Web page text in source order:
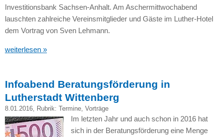
Investitionsbank Sachsen-Anhalt. Am Aschermittwochabend
lauschten zahlreiche Vereinsmitglieder und Gäste im Luther-Hotel
dem Vortrag von Sven Lehmann.
weiterlesen »
Infoabend Beratungsförderung in
Lutherstadt Wittenberg
8.01.2016, Rubrik: Termine, Vorträge
Im letzten Jahr und auch schon in 2016 hat
sich in der Beratungsförderung eine Menge